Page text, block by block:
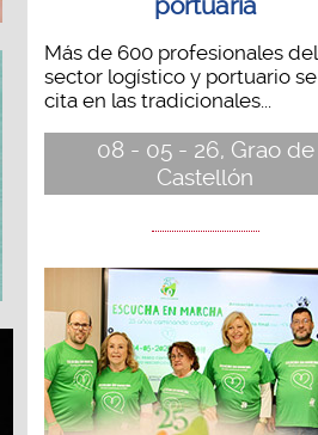
Más de 600 profesionales del
sector logístico y portuario
cita en las tradicionales...
08 - 05 - 26, Grao de
Castellón